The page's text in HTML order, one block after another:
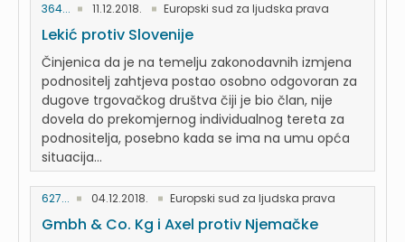
364... 11.12.2018. Europski sud za ljudska prava
Lekić protiv Slovenije
Činjenica da je na temelju zakonodavnih izmjena
podnositelj zahtjeva postao osobno odgovoran za
dugove trgovačkog društva čiji je bio član, nije
dovela do prekomjernog individualnog tereta za
podnositelja, posebno kada se ima na umu opća
situacija...
627... 04.12.2018. Europski sud za ljudska prava
Gmbh & Co. Kg i Axel protiv Njemačke